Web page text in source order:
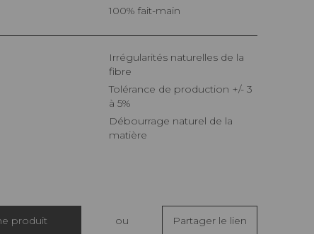
100% fait-main
Irrégularités naturelles de la
fibre
Tolérance de production +/- 3
à 5%
Débourrage naturel de la
matière
produit ou Partager le lien